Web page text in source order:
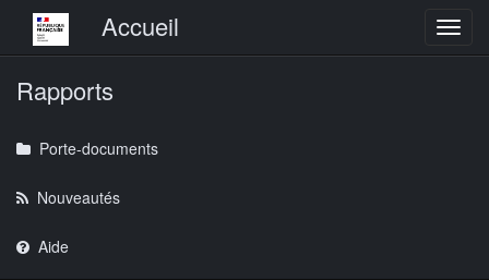
Menu principalAccueil
Rapports
Porte-documents
Nouveautés
Aide